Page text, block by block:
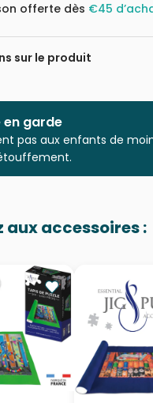
offerte dès €45
sur le produit
48.000
Puzzles
pièces 3000
119 x 85
en garde
pas aux enfants de
aux accessoires :